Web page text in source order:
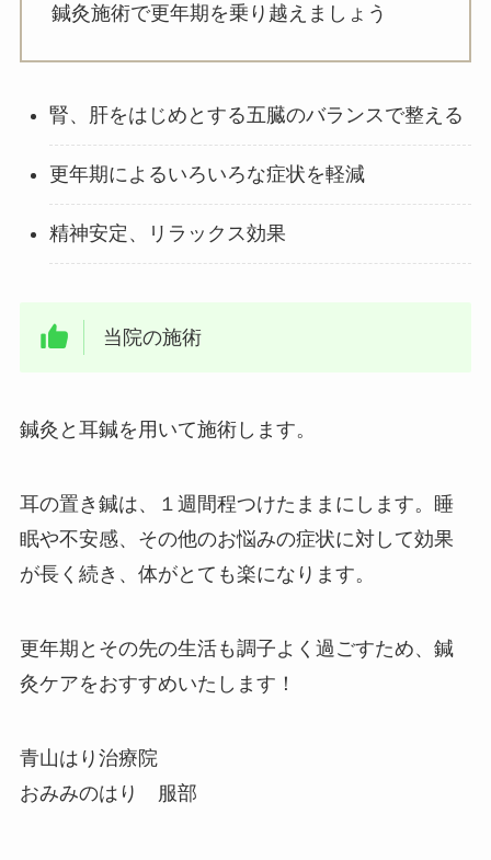
鍼灸施術で更年期を乗り越えましょう
腎、肝をはじめとする五臓のバランスで整える
更年期によるいろいろな症状を軽減
精神安定、リラックス効果
当院の施術
鍼灸と耳鍼を用いて施術します。
耳の置き鍼は、１週間程つけたままにします。睡
眠や不安感、その他のお悩みの症状に対して効果
が長く続き、体がとても楽になります。
更年期とその先の生活も調子よく過ごすため、鍼
灸ケアをおすすめいたします！
青山はり治療院
おみみのはり 服部